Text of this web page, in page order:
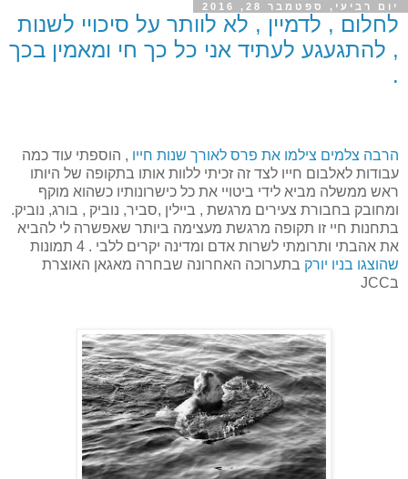
יום רביעי, ספטמבר 28, 2016
לחלום , לדמיין , לא לוותר על סיכויי לשנות
, להתגעגע לעתיד אני כל כך חי ומאמין בכך
.
הרבה צלמים צילמו את פרס לאורך שנות חייו , הוספתי עוד כמה
עבודות לאלבום חייו לצד זה זכיתי ללוות אותו בתקופה של היותו
ראש ממשלה מביא לידי ביטויי את כל כישרונותיו כשהוא מוקף
ומחובק בחבורת צעירים מרגשת , ביילין ,סביר, נוביק , בורג, נוביק.
בתחנות חיי זו תקופה מרגשת מעצימה ביותר שאפשרה לי להביא
את אהבתי ותרומתי לשרות אדם ומדינה יקרים ללבי . 4 תמונות
שהוצגו בניו יורק בתערוכה האחרונה שבחרה מאגאן האוצרת
בJCC